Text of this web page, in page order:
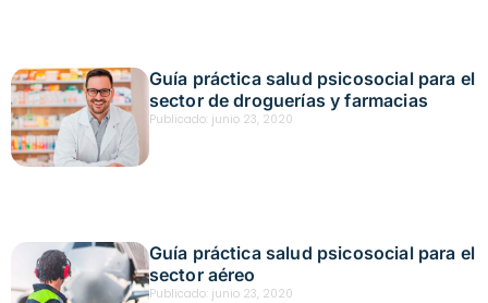
Guía práctica salud psicosocial para el
sector de droguerías y farmacias
Publicado: junio 23, 2020
Guía práctica salud psicosocial para el
sector aéreo
Publicado: junio 23, 2020